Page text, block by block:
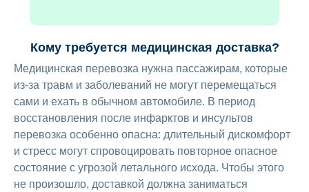
Кому требуется медицинская доставка?
Медицинская перевозка нужна пассажирам, которые
из-за травм и заболеваний не могут перемещаться
сами и ехать в обычном автомобиле. В период
восстановления после инфарктов и инсультов
перевозка особенно опасна: длительный дискомфорт
и стресс могут спровоцировать повторное опасное
состояние с угрозой летального исхода. Чтобы этого
не произошло, доставкой должна заниматься